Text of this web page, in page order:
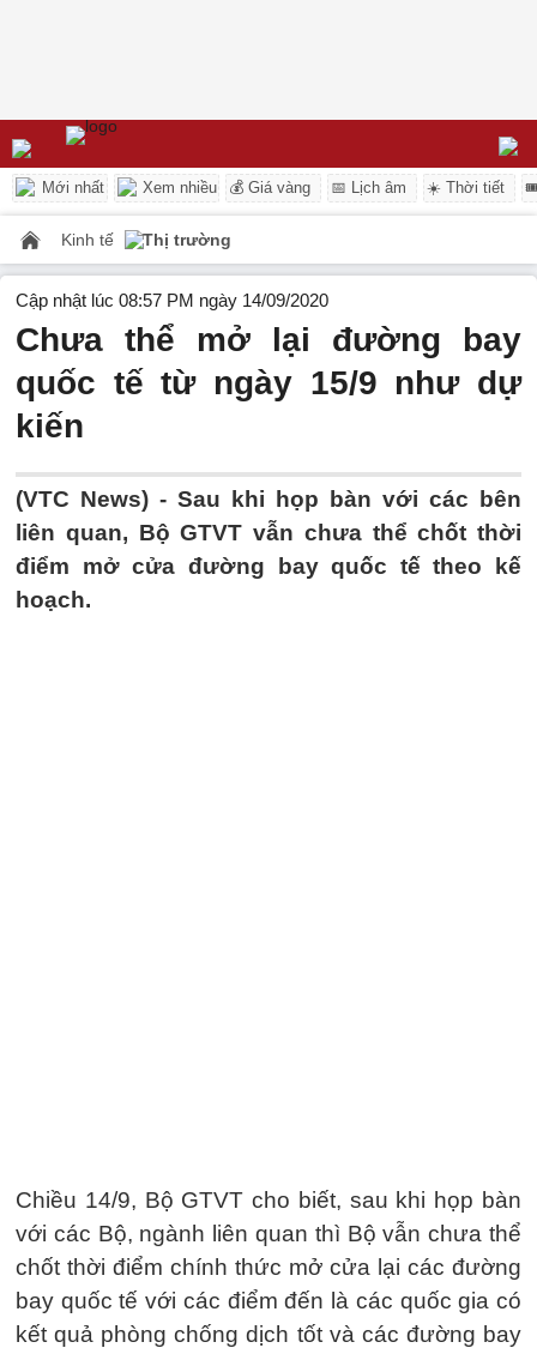
Mới nhất Xem nhiều 💰 Giá vàng 📅 Lịch âm ☀️ Thời tiết
Kinh tế Thị trường
Cập nhật lúc 08:57 PM ngày 14/09/2020
Chưa thể mở lại đường bay
quốc tế từ ngày 15/9 như dự
kiến
(VTC News) - Sau khi họp bàn với các bên
liên quan, Bộ GTVT vẫn chưa thể chốt thời
điểm mở cửa đường bay quốc tế theo kế
hoạch.
Chiều 14/9, Bộ GTVT cho biết, sau khi họp bàn
với các Bộ, ngành liên quan thì Bộ vẫn chưa thể
chốt thời điểm chính thức mở cửa lại các đường
bay quốc tế với các điểm đến là các quốc gia có
kết quả phòng chống dịch tốt và các đường bay